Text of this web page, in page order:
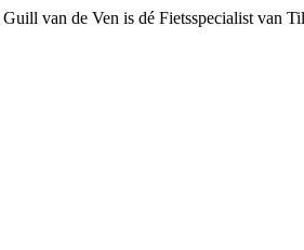
Guill van de Ven is dé Fietsspecialist van